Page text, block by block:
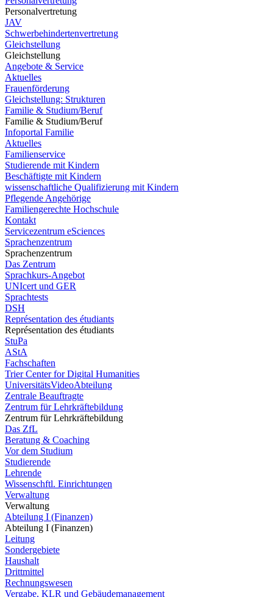
Personalvertretung
JAV
Schwerbehindertenvertretung
Gleichstellung
Gleichstellung
Angebote & Service
Aktuelles
Frauenförderung
Gleichstellung: Strukturen
Familie & Studium/Beruf
Familie & Studium/Beruf
Infoportal Familie
Aktuelles
Familienservice
Studierende mit Kindern
Beschäftigte mit Kindern
wissenschaftliche Qualifizierung mit Kindern
Pflegende Angehörige
Familiengerechte Hochschule
Kontakt
Servicezentrum eSciences
Sprachenzentrum
Sprachenzentrum
Das Zentrum
Sprachkurs-Angebot
UNIcert und GER
Sprachtests
DSH
Représentation des étudiants
Représentation des étudiants
StuPa
AStA
Fachschaften
Trier Center for Digital Humanities
UniversitätsVideoAbteilung
Zentrale Beauftragte
Zentrum für Lehrkräftebildung
Zentrum für Lehrkräftebildung
Das ZfL
Beratung & Coaching
Vor dem Studium
Studierende
Lehrende
Wissenschftl. Einrichtungen
Verwaltung
Verwaltung
Abteilung I (Finanzen)
Abteilung I (Finanzen)
Leitung
Sondergebiete
Haushalt
Drittmittel
Rechnungswesen
Vergabe, KLR und Gebäudemanagement